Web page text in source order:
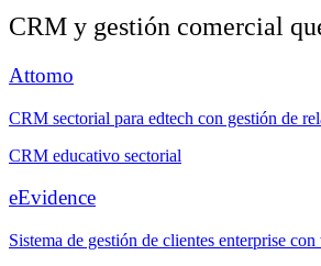
CRM y gestión comercial
Attomo
CRM sectorial para edtech con gestión de
CRM educativo sectorial
eEvidence
Sistema de gestión de clientes enterprise